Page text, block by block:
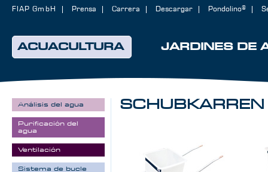
ACUACULTURA JARDINES DE
FIAP GmbH Prensa Carrera Descargar Pondolino®
SCHUBKARREN
Análisis del agua
Purificación del
agua
Ventilación
Sistema de bucle